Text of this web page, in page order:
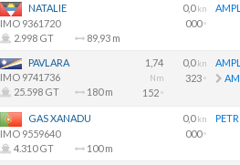
NATALIE
IMO 9361720
2.998 GT
89,93 m
0,0kn
000º
PAVLARA
IMO 9741736
25.598 GT
180 m
1,74
Nm
152º
0,0kn
323º
GAS XANADU
IMO 9559640
4.310 GT
100 m
0,0kn
000º